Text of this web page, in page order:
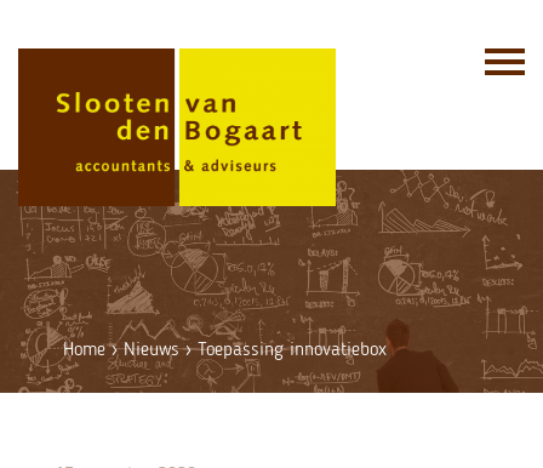
Home›Nieuws›Toepassing innovatiebox